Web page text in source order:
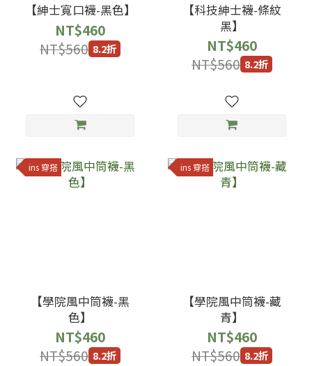
【紳士寬口襪-黑色】
NT$460
NT$560 8.2折
【科技紳士襪-條紋
黑】
NT$460
NT$560 8.2折
ins 穿搭
【學院風中筒襪-黑
色】
NT$460
NT$560 8.2折
ins 穿搭
【學院風中筒襪-藏
青】
NT$460
NT$560 8.2折